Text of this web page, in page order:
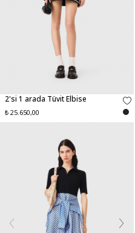
2'si 1 arada Tüvit Elbise
₺ 25.650,00